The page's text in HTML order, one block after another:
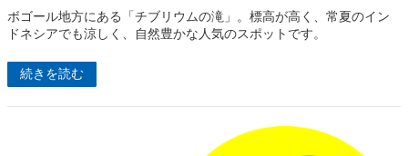
ボゴール地方にある「チブリウムの滝」。標高が高く、常夏のイン
ドネシアでも涼しく、自然豊かな人気のスポットです。
続きを読む